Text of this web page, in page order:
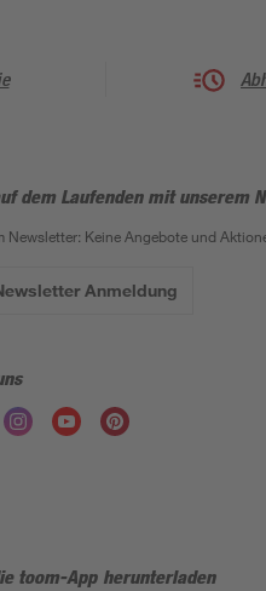
dem Laufenden mit unserem
Newsletter: Keine Angebote und
Anmeldung
toom-App herunterladen